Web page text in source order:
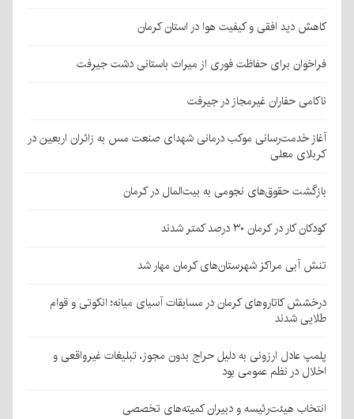
کاهش دید افقی و کیفیت هوا در استان کرمان
فراخوان برای حفاظت فوری از میراث باستانی دشت جیرفت
ناکامی حفاران غیرمجاز در جیرفت
آغاز خدمت‌رسانی موکب درمانی شهدای صنعت مس به زائران اربعین در
کربلای معلی
بازگشت حقوق‌های نجومی به بیت‌المال در کرمان
کودکان کار در کرمان ۳۰ درصد کمتر شدند
تنش آبی مراکز شهرستان‌های کرمان مهار شد
درخشش کاتاروهای کرمان در مسابقات آسیای میانه؛ انکوتی و قوام
طلایی شدند
پلمپ عادل ارزونی به دليل حراج بدون مجوز، تبليغات غیرواقعی و
اخلال در نظم عمومی بود
انتخاب هیئت‌رئیسه و دبیران کمیته‌های تخصصی